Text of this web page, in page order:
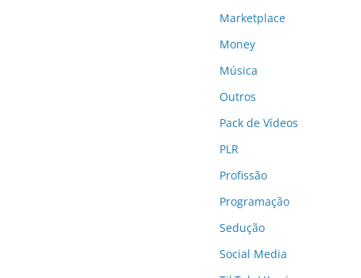
Marketplace
Money
Música
Outros
Pack de Vídeos
PLR
Profissão
Programação
Sedução
Social Media